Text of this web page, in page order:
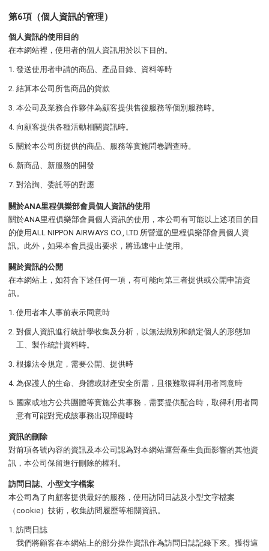
第6項（個人資訊的管理）
個人資訊的使用目的
在本網站裡，使用者的個人資訊用於以下目的。
發送使用者申請的商品、產品目錄、資料等時
結算本公司所售商品的貨款
本公司及業務合作夥伴為顧客提供售後服務等個別服務時。
向顧客提供各種活動相關資訊時。
關於本公司所提供的商品、服務等實施問卷調查時。
新商品、新服務的開發
對洽詢、委託等的對應
關於ANA里程俱樂部會員個人資訊的使用
關於ANA里程俱樂部會員個人資訊的使用，本公司有可能以上述項目的目
的使用ALL NIPPON AIRWAYS CO., LTD.所營運的里程俱樂部會員個人資
訊。此外，如果本會員提出要求，將迅速中止使用。
關於資訊的公開
在本網站上，如符合下述任何一項，有可能向第三者提供或公開申請資
訊。
使用者本人事前表示同意時
對個人資訊進行統計學收集及分析，以無法識別和鎖定個人的形態加
工、製作統計資料時。
根據法令規定，需要公開、提供時
為保護人的生命、身體或財產安全所需，且很難取得利用者同意時
國家或地方公共團體等實施公共事務，需要提供配合時，取得利用者同
意有可能對完成該事務出現障礙時
資訊的刪除
對前項各號內容的資訊及本公司認為對本網站運營產生負面影響的其他資
訊，本公司保留進行刪除的權利。
訪問日誌、小型文字檔案
本公司為了向顧客提供最好的服務，使用訪問日誌及小型文字檔案
（cookie）技術，收集訪問履歷等相關資訊。
訪問日誌
我們將顧客在本網站上的部分操作資訊作為訪問日誌記錄下來。獲得這